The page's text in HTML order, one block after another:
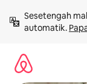
kandungan
Sesetengah
automatik.